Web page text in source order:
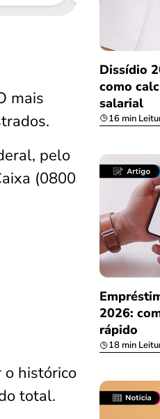
mais
pelo
(0800
o histórico
total.
Dissídio
como
salarial
16 min
2026:
rápido
18 min